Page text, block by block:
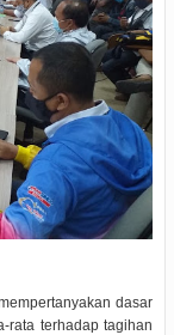
dasar
rata terhadap tagihan